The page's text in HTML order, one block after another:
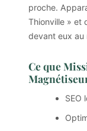
proche.
Thionville » et
devant eux au
Ce que
SEO